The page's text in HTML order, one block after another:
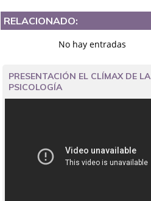
RELACIONADO:
No hay entradas
PRESENTACIÓN EL CLÍMAX DE LA
PSICOLOGÍA